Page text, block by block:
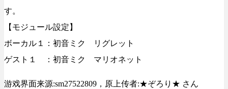
す。
【モジュール設定】
ボーカル１：初音ミク リグレット
ゲスト１ ：初音ミク マリオネット
游戏界面来源:sm27522809，原上传者:★ぞろり★ さん